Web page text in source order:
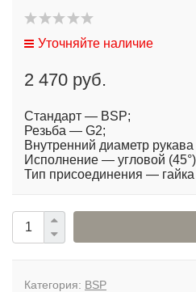
Уточняйте наличие
2 470 руб.
Стандарт — BSP;
Резьба — G2;
Внутренний диаметр
Исполнение — угловой
Тип присоединения — гайка
Категория: BSP